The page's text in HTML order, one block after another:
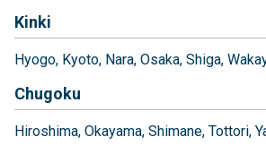
Kinki
Hyogo Kyoto Nara Osaka Shiga
Chugoku
Hiroshima Okayama Shimane Tottori